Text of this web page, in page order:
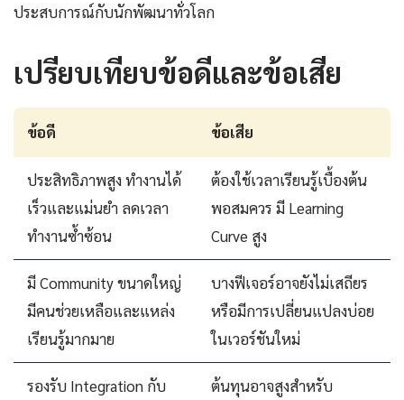
ประสบการณ์กับนักพัฒนาทั่วโลก
เปรียบเทียบข้อดีและข้อเสีย
ข้อดี ข้อเสีย
ประสิทธิภาพสูง ทำงานได้
เร็วและแม่นยำ ลดเวลา
ทำงานซ้ำซ้อน
ต้องใช้เวลาเรียนรู้เบื้องต้น
พอสมควร มี Learning
Curve สูง
มี Community ขนาดใหญ่
มีคนช่วยเหลือและแหล่ง
เรียนรู้มากมาย
บางฟีเจอร์อาจยังไม่เสถียร
หรือมีการเปลี่ยนแปลงบ่อย
ในเวอร์ชันใหม่
รองรับ Integration กับ
ต้นทุนอาจสูงสำหรับ